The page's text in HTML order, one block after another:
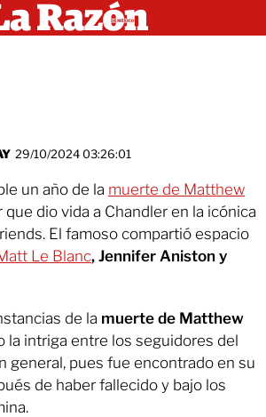
29/10/2024 03:26:01
un año de la muerte de Matthew
que dio vida a Chandler en la icónica
El famoso compartió espacio
Le Blanc, Jennifer Aniston y
de la muerte de Matthew
la intriga entre los seguidores del
general, pues fue encontrado en su
de haber fallecido y bajo los